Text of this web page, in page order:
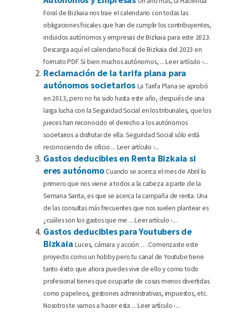
Foral de Bizkaia nos trae el calendario con todas las
obligaciones fiscales que han de cumplir los contribuyentes,
incluidos autónomos y empresas de Bizkaia para este 2023.
Descarga aquí el calendario fiscal de Bizkaia del 2023 en
formato PDF. Si bien muchos autónomos, ... Leer artículo ›...
Reclamación de la tarifa plana para
autónomos societarios La Tarifa Plana se aprobó
en 2013, pero no ha sido hasta este año, después de una
larga lucha con la Seguridad Social en los tribunales, que los
jueces han reconocido el derecho a los autónomos
societarios a disfrutar de ella. Seguridad Social sólo está
reconociendo de oficio ... Leer artículo ›...
Gastos deducibles en Renta Bizkaia si
eres autónomo Cuando se acerca el mes de Abril lo
primero que nos viene a todos a la cabeza a parte de la
Semana Santa, es que se acerca la campaña de renta. Una
de las consultas más frecuentes que nos suelen plantear es
¿cuáles son los gastos que me ... Leer artículo ›...
Gastos deducibles para Youtubers de
Bizkaia Luces, cámara y acción … Comenzaste este
proyecto como un hobby pero tu canal de Youtube tiene
tanto éxito que ahora puedes vivir de ello y como todo
profesional tienes que ocuparte de cosas menos divertidas
como papeleos, gestiones administrativas, impuestos, etc.
Nosotros te vamos a hacer esta ... Leer artículo ›...